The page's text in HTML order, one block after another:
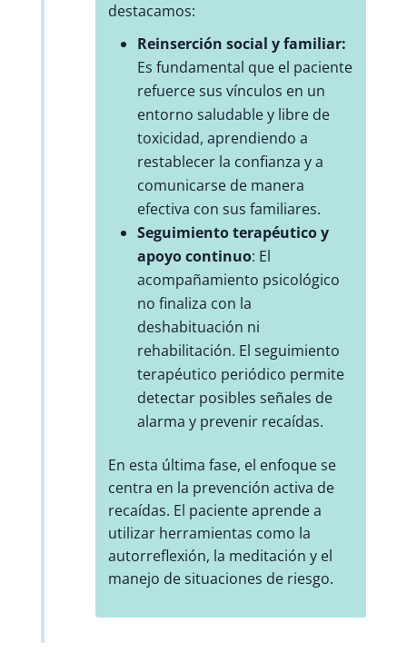
destacamos:
Reinserción social y familiar:
Es fundamental que el paciente
refuerce sus vínculos en un
entorno saludable y libre de
toxicidad, aprendiendo a
restablecer la confianza y a
comunicarse de manera
efectiva con sus familiares.
Seguimiento terapéutico y
apoyo continuo: El
acompañamiento psicológico
no finaliza con la
deshabituación ni
rehabilitación. El seguimiento
terapéutico periódico permite
detectar posibles señales de
alarma y prevenir recaídas.
En esta última fase, el enfoque se
centra en la prevención activa de
recaídas. El paciente aprende a
utilizar herramientas como la
autorreflexión, la meditación y el
manejo de situaciones de riesgo.